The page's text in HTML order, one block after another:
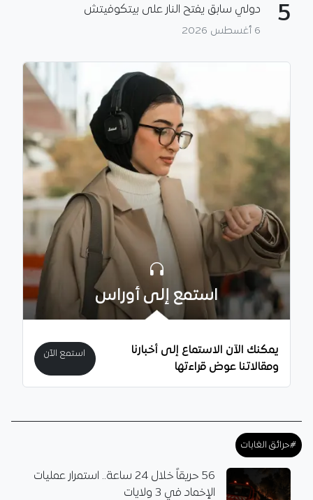
5 دولي سابق يفتح النار على بيتكوفيتش
6 أغسطس 2026
استمع إلى أوراس
يمكنك الآن الاستماع إلى أخبارنا
ومقالاتنا عوض قراءتها
استمع الآن
#حرائق الغابات
56 حريقاً خلال 24 ساعة.. استمرار عمليات
الإخماد في 3 ولايات